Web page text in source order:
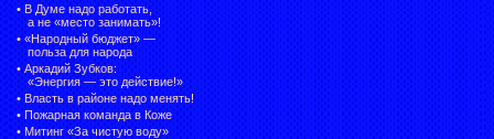
• В Думе надо работать,
а не «место занимать»!
• «Народный бюджет» —
польза для народа
• Аркадий Зубков:
«Энергия — это действие!»
• Власть в районе надо менять!
• Пожарная команда в Коже
• Митинг «За чистую воду»